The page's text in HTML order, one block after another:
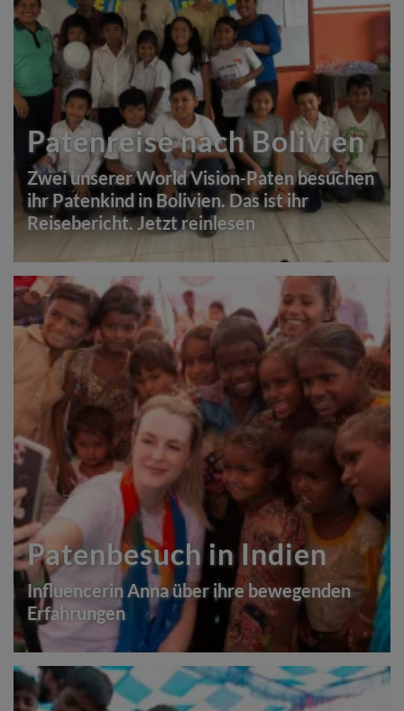
Patenreise nach Bolivien
Zwei unserer World Vision-Paten besuchen
ihr Patenkind in Bolivien. Das ist ihr
Reisebericht. Jetzt reinlesen
Patenbesuch in Indien
Influencerin Anna über ihre bewegenden
Erfahrungen